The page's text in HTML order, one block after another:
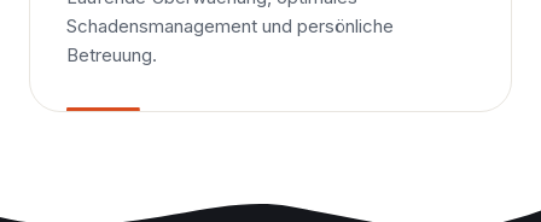
Schadensmanagement und persönliche
Betreuung.